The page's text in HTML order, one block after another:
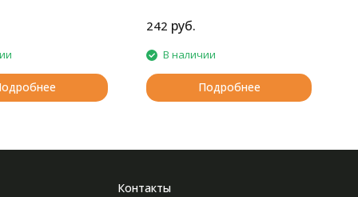
242 руб.
В наличии
Подробнее
Контакты